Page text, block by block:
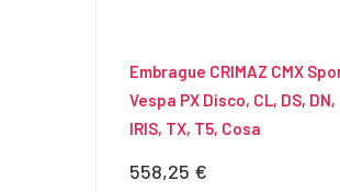
Embrague CRIMAZ CMX
Vespa PX Disco, CL, DS, DN,
IRIS, TX, T5, Cosa
Precio
558,25 €